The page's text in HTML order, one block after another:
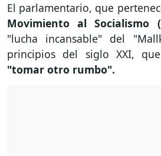
El parlamentario, que
Movimiento al Socialismo
"lucha incansable" del
principios del siglo XXI, que
"tomar otro rumbo".